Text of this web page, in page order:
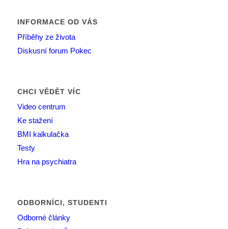
INFORMACE OD VÁS
Příběhy ze života
Diskusní forum Pokec
CHCI VĚDĚT VÍC
Video centrum
Ke stažení
BMI kalkulačka
Testy
Hra na psychiatra
ODBORNÍCI, STUDENTI
Odborné články